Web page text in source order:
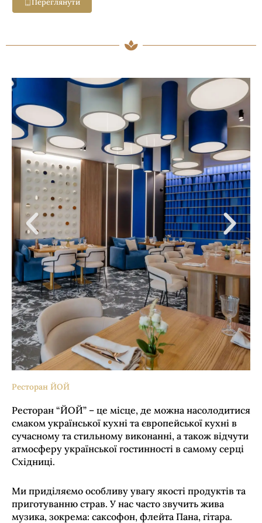
Ресторан ЙОЙ
Ресторан “ЙОЙ” – це місце, де можна насолодитися
смаком української кухні та європейської кухні в
сучасному та стильному виконанні, а також відчути
атмосферу української гостинності в самому серці
Східниці.
Ми приділяємо особливу увагу якості продуктів та
приготуванню страв. У нас часто звучить жива
музика, зокрема: саксофон, флейта Пана, гітара.